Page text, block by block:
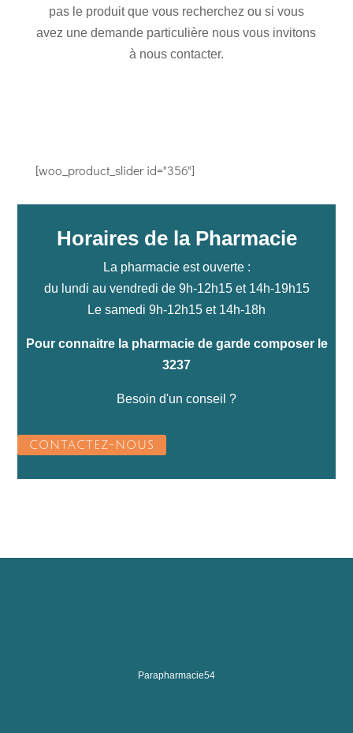
pas le produit que vous recherchez ou si vous
avez une demande particulière nous vous invitons
à nous contacter.
[woo_product_slider id="356"]
Horaires de la Pharmacie
La pharmacie est ouverte :
du lundi au vendredi de 9h-12h15 et 14h-19h15
Le samedi 9h-12h15 et 14h-18h
Pour connaitre la pharmacie de garde composer le
3237
Besoin d'un conseil ?
CONTACTEZ-NOUS
Parapharmacie54